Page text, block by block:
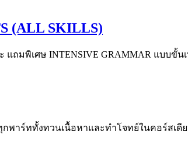
(ALL SKILLS)
แถมพิเศษ INTENSIVE GRAMMAR แบบ
กพาร์ททั้งทวนเนื้อหาและทำโจทย์ในคอร์สเ